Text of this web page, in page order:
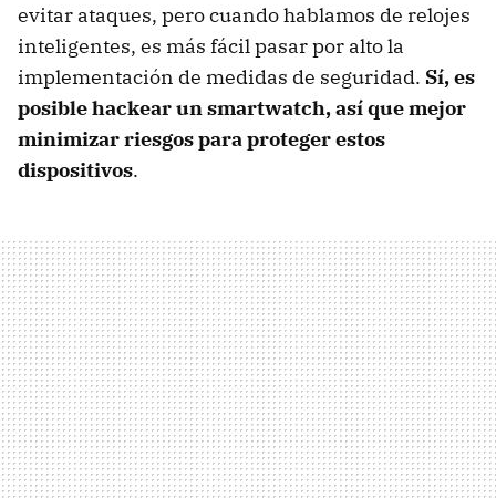
evitar ataques, pero cuando hablamos de relojes
inteligentes, es más fácil pasar por alto la
implementación de medidas de seguridad. Sí, es
posible hackear un smartwatch, así que mejor
minimizar riesgos para proteger estos
dispositivos.